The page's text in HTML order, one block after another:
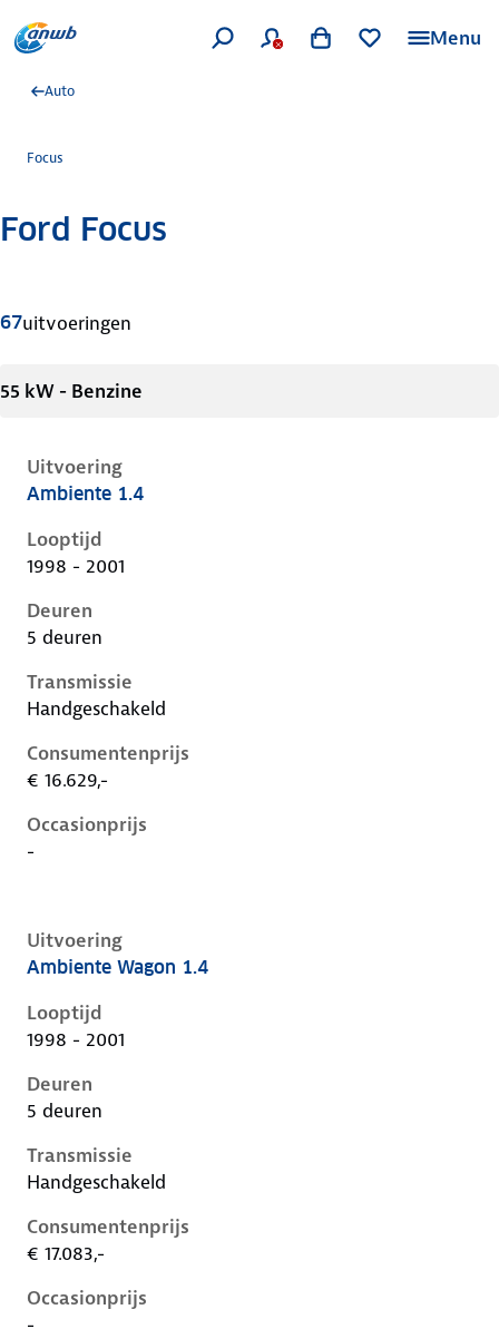
Menu
Auto
Focus
Ford Focus
67uitvoeringen
55 kW - Benzine
Uitvoering
Ford Focus i, 1.4, 55 kW, Benzine, 5 deuren
Ambiente 1.4
Looptijd
1998 - 2001
Deuren
5 deuren
Transmissie
Handgeschakeld
Consumentenprijs
€ 16.629,-
Occasionprijs
-
Uitvoering
Ford Focus i, wagon 1.4, 55 kW, Benzine, 5 deuren
Ambiente Wagon 1.4
Looptijd
1998 - 2001
Deuren
5 deuren
Transmissie
Handgeschakeld
Consumentenprijs
€ 17.083,-
Occasionprijs